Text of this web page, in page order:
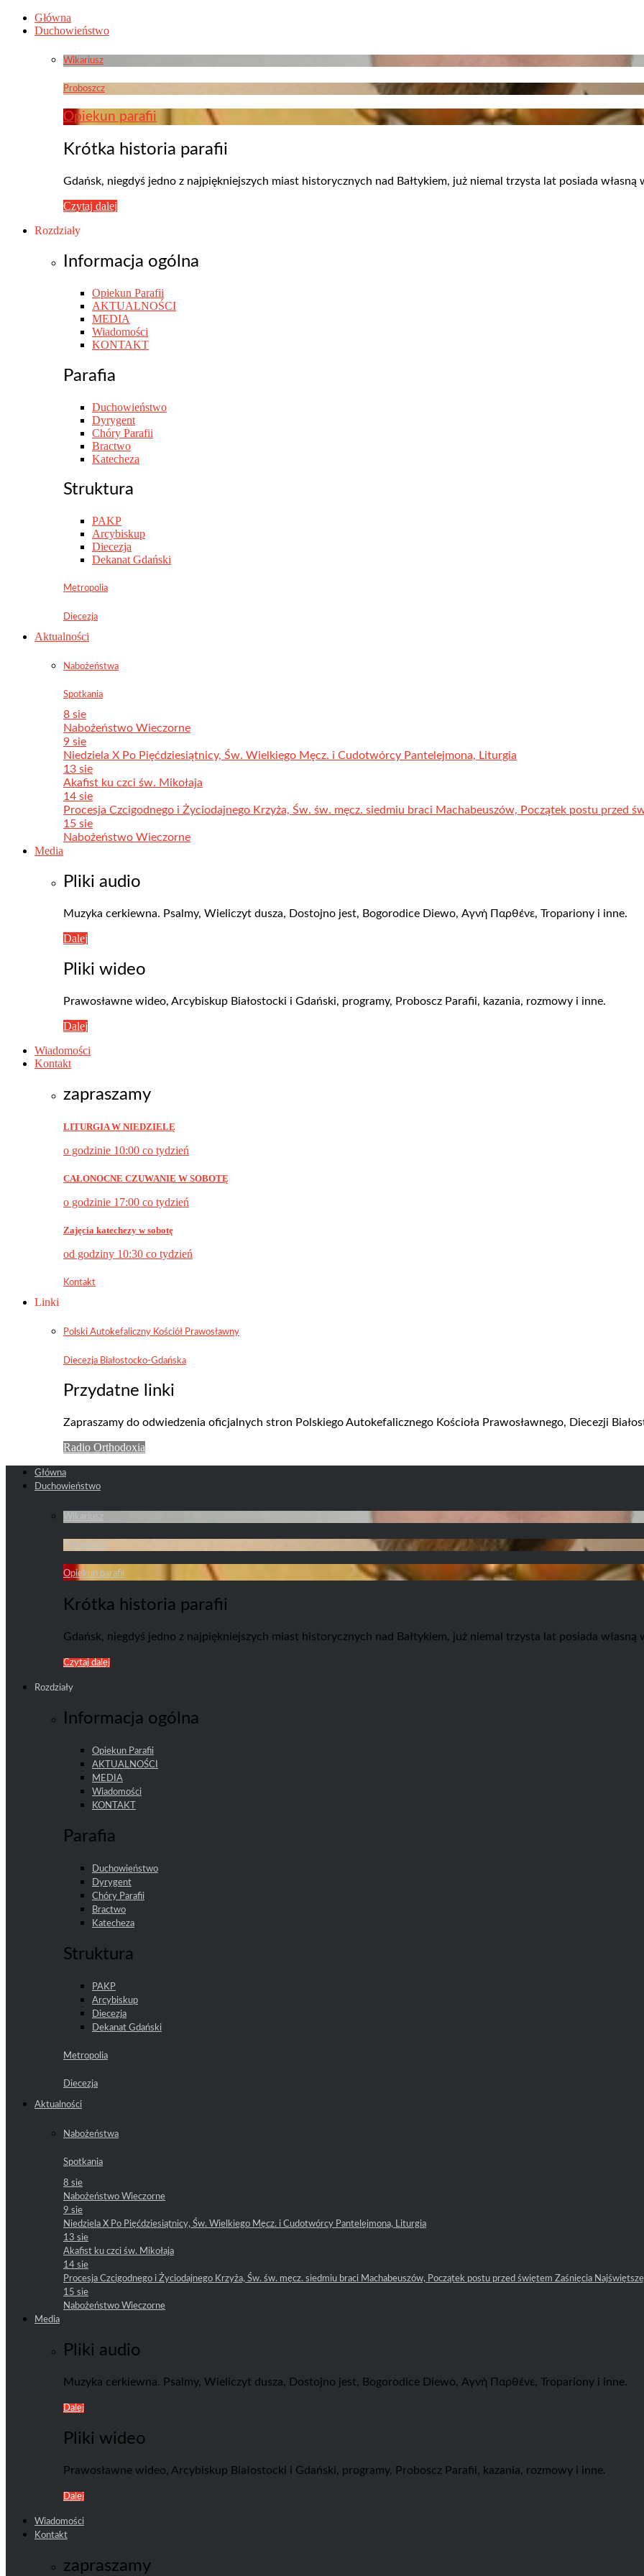
Główna
Duchowieństwo
Wikariusz
Proboszcz
Opiekun parafii
Krótka historia parafii
Gdańsk, niegdyś jedno z najpiękniejszych miast historycznych nad Bałtykiem, już niemal trzysta lat posiada własną
Czytaj dalej
Rozdziały
Informacja ogólna
Opiekun Parafii
AKTUALNOŚCI
MEDIA
Wiadomości
KONTAKT
Parafia
Duchowieństwo
Dyrygent
Chóry Parafii
Bractwo
Katecheza
Struktura
PAKP
Arcybiskup
Diecezja
Dekanat Gdański
Metropolia
Diecezja
Aktualności
Nabożeństwa
Spotkania
8 sie
Nabożeństwo Wieczorne
9 sie
Niedziela X Po Pięćdziesiątnicy, Św. Wielkiego Męcz. i Cudotwórcy Pantelejmona, Liturgia
13 sie
Akafist ku czci św. Mikołaja
14 sie
Procesja Czcigodnego i Życiodajnego Krzyża, Św. św. męcz. siedmiu braci Machabeuszów, Początek postu przed
15 sie
Nabożeństwo Wieczorne
Media
Pliki audio
Muzyka cerkiewna. Psalmy, Wieliczyt dusza, Dostojno jest, Bogorodice Diewo, Αγνή Пαρθένε, Tropariony i inne.
Dalej
Pliki wideo
Prawosławne wideo, Arcybiskup Białostocki i Gdański, programy, Proboscz Parafii, kazania, rozmowy i inne.
Dalej
Wiadomości
Kontakt
zapraszamy
LITURGIA W NIEDZIELĘ
o godzinie 10:00 co tydzień
CAŁONOCNE CZUWANIE W SOBOTĘ
o godzinie 17:00 co tydzień
Zajęcia katechezy w sobotę
od godziny 10:30 co tydzień
Kontakt
Linki
Polski Autokefaliczny Kościół Prawosławny
Diecezja Białostocko-Gdańska
Przydatne linki
Zapraszamy do odwiedzenia oficjalnych stron Polskiego Autokefalicznego Kościoła Prawosławnego, Diecezji
Radio Orthodoxia
Główna
Duchowieństwo
Wikariusz
Proboszcz
Opiekun parafii
Krótka historia parafii
Gdańsk, niegdyś jedno z najpiękniejszych miast historycznych nad Bałtykiem, już niemal trzysta lat posiada własną
Czytaj dalej
Rozdziały
Informacja ogólna
Opiekun Parafii
AKTUALNOŚCI
MEDIA
Wiadomości
KONTAKT
Parafia
Duchowieństwo
Dyrygent
Chóry Parafii
Bractwo
Katecheza
Struktura
PAKP
Arcybiskup
Diecezja
Dekanat Gdański
Metropolia
Diecezja
Aktualności
Nabożeństwa
Spotkania
8 sie
Nabożeństwo Wieczorne
9 sie
Niedziela X Po Pięćdziesiątnicy, Św. Wielkiego Męcz. i Cudotwórcy Pantelejmona, Liturgia
13 sie
Akafist ku czci św. Mikołaja
14 sie
Procesja Czcigodnego i Życiodajnego Krzyża, Św. św. męcz. siedmiu braci Machabeuszów, Początek postu przed świętem Zaśnięcia
15 sie
Nabożeństwo Wieczorne
Media
Pliki audio
Muzyka cerkiewna. Psalmy, Wieliczyt dusza, Dostojno jest, Bogorodice Diewo, Αγνή Пαρθένε, Tropariony i inne.
Dalej
Pliki wideo
Prawosławne wideo, Arcybiskup Białostocki i Gdański, programy, Proboscz Parafii, kazania, rozmowy i inne.
Dalej
Wiadomości
Kontakt
zapraszamy